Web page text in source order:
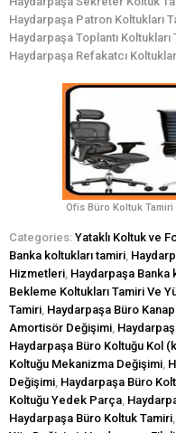
Haydarpaşa Patron Koltukları
Haydarpaşa Toplantı
Haydarpaşa Refakatcı
Ofis Büro Koltuk Tamiri
Categories: Yataklı Koltuk ve
Banka koltukları tamiri,
Hizmetleri, Haydarpaşa Banka
Bekleme Koltukları Tamiri Ve
Tamiri, Haydarpaşa Büro
Amortisör Değişimi,
Haydarpaşa Büro Koltuğu Kol
Koltuğu Mekanizma Değişimi,
Değişimi, Haydarpaşa Büro
Koltuğu Yedek Parça,
Haydarpaşa Büro Koltuk Tamiri,